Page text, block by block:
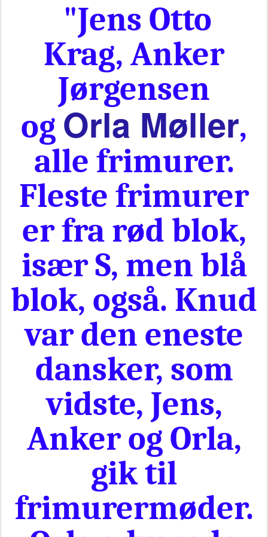
"Jens Otto
Krag, Anker
Jørgensen
og Orla Møller,
alle frimurer.
Fleste frimurer
er fra rød blok,
især S, men blå
blok, også. Knud
var den eneste
dansker, som
vidste, Jens,
Anker og Orla,
gik til
frimurermøder.